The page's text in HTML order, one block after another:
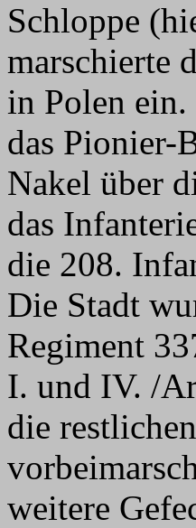
Schloppe
marschierte
in Polen ein.
das Pionier-
Nakel über
das
die 208.
Die Stadt
Regiment
I. und IV. /
die
weitere